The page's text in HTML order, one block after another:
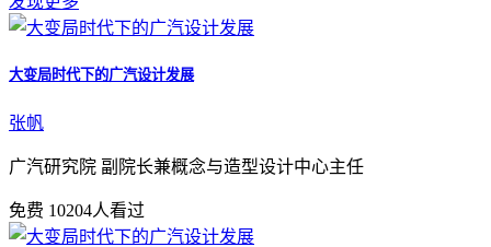
大变局时代下的广汽设计发展
张帆
广汽研究院 副院长兼概念与造型设计中心主任
免费 10204人看过